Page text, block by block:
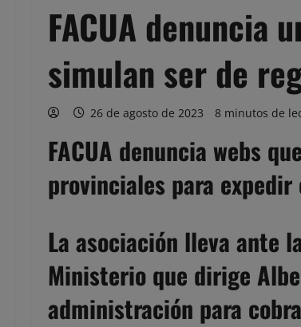
FACUA denuncia
simulan ser de
26 de agosto de 2023 8 minutos de
FACUA denuncia webs
provinciales para
La asociación lleva ante
Ministerio que dirige
administración para